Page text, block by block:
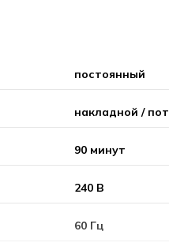
постоянный
накладной /
90 минут
240 В
60 Гц